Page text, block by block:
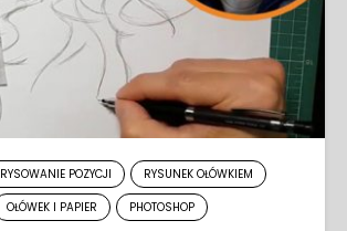
RYSOWANIE POZYCJI
RYSUNEK OŁÓWKIEM
OŁÓWEK I PAPIER PHOTOSHOP